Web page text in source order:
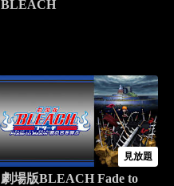
BLEACH
見放題
劇場版BLEACH Fade to